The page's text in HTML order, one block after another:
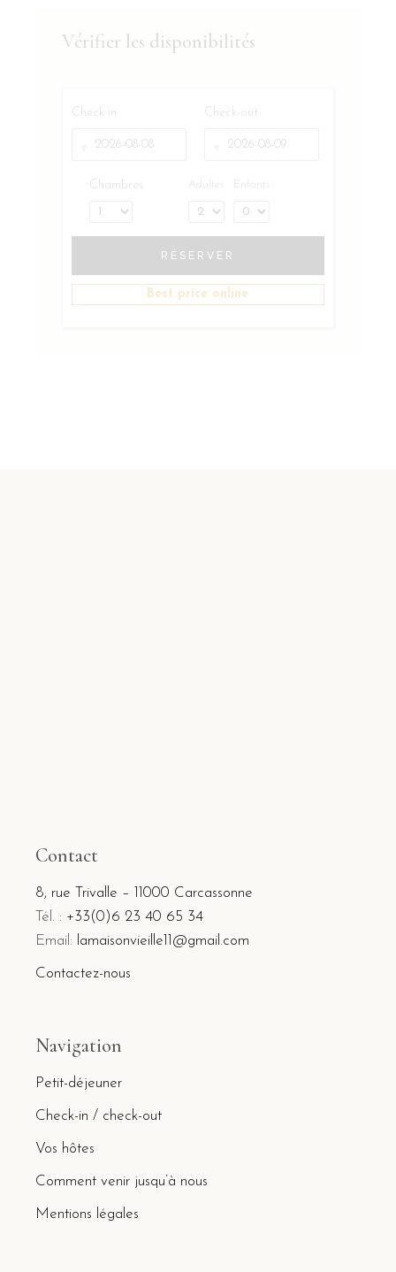
Vérifier les disponibilités
Check-in Check-out
Chambres Adultes Enfants
RÉSERVER
Best price online
Contact
8, rue Trivalle – 11000 Carcassonne
Tél. : +33(0)6 23 40 65 34
Email: lamaisonvieille11@gmail.com
Contactez-nous
Navigation
Petit-déjeuner
Check-in / check-out
Vos hôtes
Comment venir jusqu’à nous
Mentions légales